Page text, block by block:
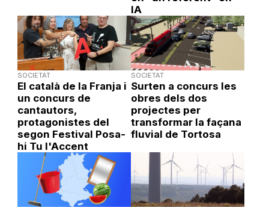
IA
SOCIETAT
El català de la Franja i
un concurs de
cantautors,
protagonistes del
segon Festival Posa-
hi Tu l'Accent
SOCIETAT
Surten a concurs les
obres dels dos
projectes per
transformar la façana
fluvial de Tortosa